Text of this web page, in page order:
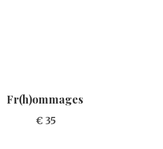
Fr(h)ommages
€ 35